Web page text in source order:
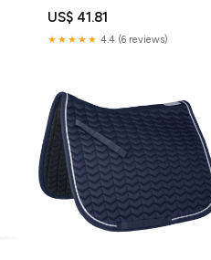
US$ 41.81
★★★★★ 4.4 (6 reviews)